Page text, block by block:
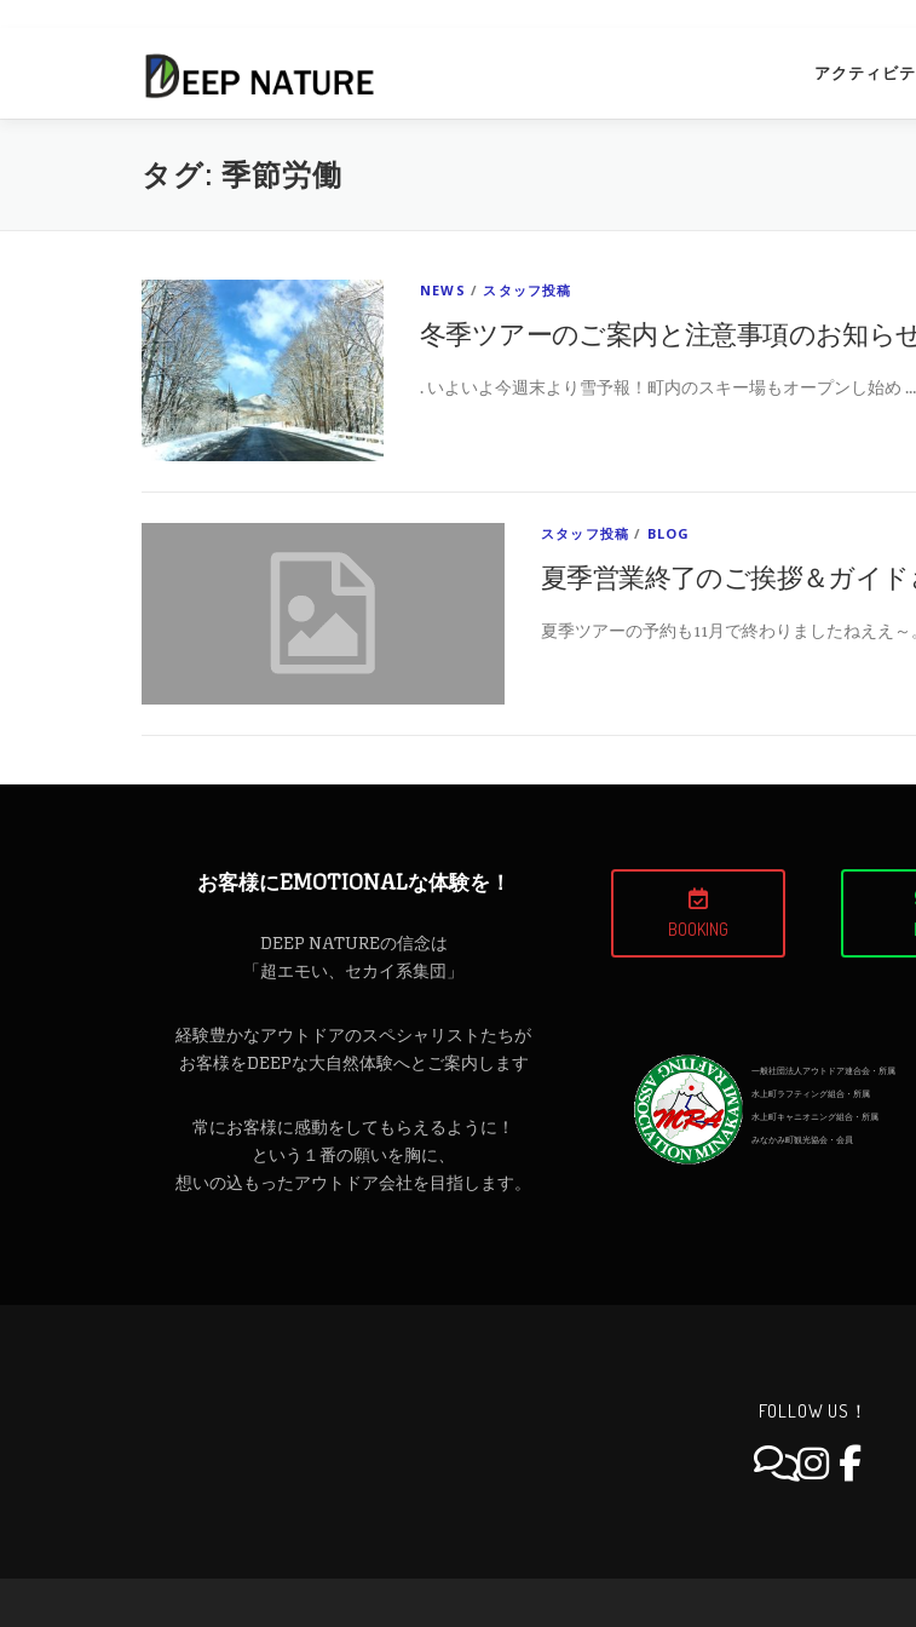
ン
アクティビテ
タグ: 季節労働
NEWS / スタッフ投稿
冬季ツアーのご案内と注意事項のお知ら
. いよいよ今週末より雪予報！町内のスキー場もオープンし始め …
スタッフ投稿 / BLOG
夏季営業終了のご挨拶＆ガイ
夏季ツアーの予約も11月で終わりましたねええ
お客様にEMOTIONALな体験を！
DEEP NATUREの信念は
「超エモい、セカイ系集団」
経験豊かなアウトドアのスペシャリストたちが
お客様をDEEPな大自然体験へとご案内します
常にお客様に感動をしてもらえるように！
という１番の願いを胸に、
想いの込もったアウトドア会社を目指します。
BOOKING
一般社団法人アウトドア連合会・所属
水上町ラフティング組合・所属
水上町キャニオニング組合・所属
みなかみ町観光協会・会員
FOLLOW US！